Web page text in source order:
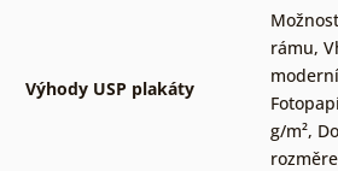
Výhody USP plakáty
rámu,
g/m²,